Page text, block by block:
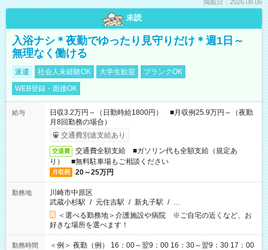
掲載日：2026.08.06
未読
入浴ナシ＊夜勤でゆったり見守りだけ＊週1日～
無理なく働ける
派遣 社会人未経験OK 大学生歓迎
ブランクOK
WEB登録・面接OK
給与
日収3.2万円～（日勤時給1800円） ■月収例25.9万円～（夜勤
月8回勤務の場合）
交通費別途支給あり
交通費
交通費全額支給 ■ガソリン代も全額支給（規定あ
り） ■無料駐車場もご相談ください
月収例 20～25万円
勤務地
川崎市中原区
武蔵小杉駅 / 元住吉駅 / 新丸子駅 / …
＜選べる勤務地＞介護施設や病院 ※ご自宅の近くなど、お
好きな場所を選べます！
勤務時間
＜例＞ 夜勤（例） 16：00～翌9：00 16：30～翌9：30 17：00